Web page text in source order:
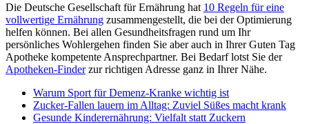
Die Deutsche Gesellschaft für Ernährung hat 10 Regeln für eine
vollwertige Ernährung zusammengestellt, die bei der Optimierung
helfen können. Bei allen Gesundheitsfragen rund um Ihr
persönliches Wohlergehen finden Sie aber auch in Ihrer Guten Tag
Apotheke kompetente Ansprechpartner. Bei Bedarf lotst Sie der
Apotheken-Finderzur richtigen Adresse ganz in Ihrer Nähe.
Warum Sport für Demenz-Kranke wichtig ist
Zucker-Fallen lauern im Alltag: Zuviel Süßes macht krank
Gesunde Kinderernährung: Vielfalt statt Zuckern